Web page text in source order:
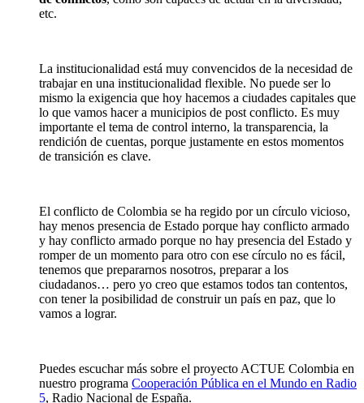
etc.
La institucionalidad está muy convencidos de la necesidad de
trabajar en una institucionalidad flexible. No puede ser lo
mismo la exigencia que hoy hacemos a ciudades capitales que
lo que vamos hacer a municipios de post conflicto. Es muy
importante el tema de control interno, la transparencia, la
rendición de cuentas, porque justamente en estos momentos
de transición es clave.
El conflicto de Colombia se ha regido por un círculo vicioso,
hay menos presencia de Estado porque hay conflicto armado
y hay conflicto armado porque no hay presencia del Estado y
romper de un momento para otro con ese círculo no es fácil,
tenemos que prepararnos nosotros, preparar a los
ciudadanos… pero yo creo que estamos todos tan contentos,
con tener la posibilidad de construir un país en paz, que lo
vamos a lograr.
Puedes escuchar más sobre el proyecto ACTUE Colombia en
nuestro programa Cooperación Pública en el Mundo en Radio
5, Radio Nacional de España.